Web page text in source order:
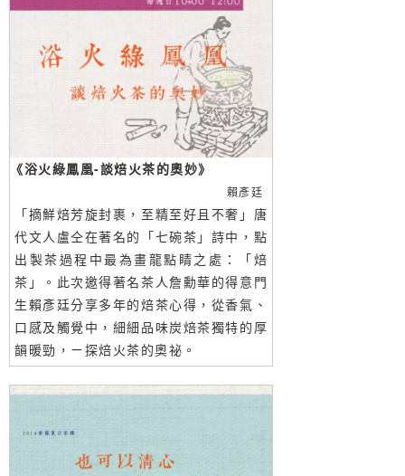
《浴火綠鳳凰-談焙火茶的奧妙》
賴彥廷
「摘鮮焙芳旋封裹，至精至好且不奢」唐
代文人盧仝在著名的「七碗茶」詩中，點
出製茶過程中最為畫龍點睛之處：「焙
茶」。此次邀得著名茶人詹勳華的得意門
生賴彥廷分享多年的焙茶心得，從香氣、
口感及觸覺中，細細品味炭焙茶獨特的厚
韻暖勁，ㄧ探焙火茶的奧祕。